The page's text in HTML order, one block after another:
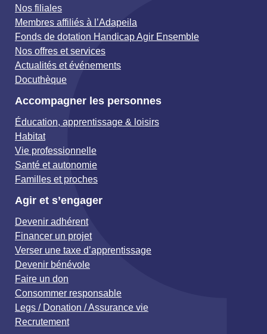
Nos filiales
Membres affiliés à l’Adapeila
Fonds de dotation Handicap Agir Ensemble
Nos offres et services
Actualités et événements
Docuthèque
Accompagner les personnes
Éducation, apprentissage & loisirs
Habitat
Vie professionnelle
Santé et autonomie
Familles et proches
Agir et s’engager
Devenir adhérent
Financer un projet
Verser une taxe d’apprentissage
Devenir bénévole
Faire un don
Consommer responsable
Legs / Donation / Assurance vie
Recrutement